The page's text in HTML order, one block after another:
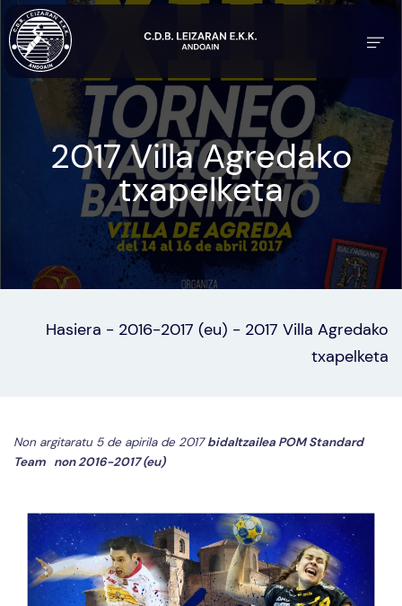
2017 Villa Agredako
txapelketa
Hasiera - 2016-2017 (eu) - 2017 Villa Agredako
txapelketa
Non argitaratu 5 de apirila de 2017bidaltzailea POM Standard
Team non2016-2017 (eu)